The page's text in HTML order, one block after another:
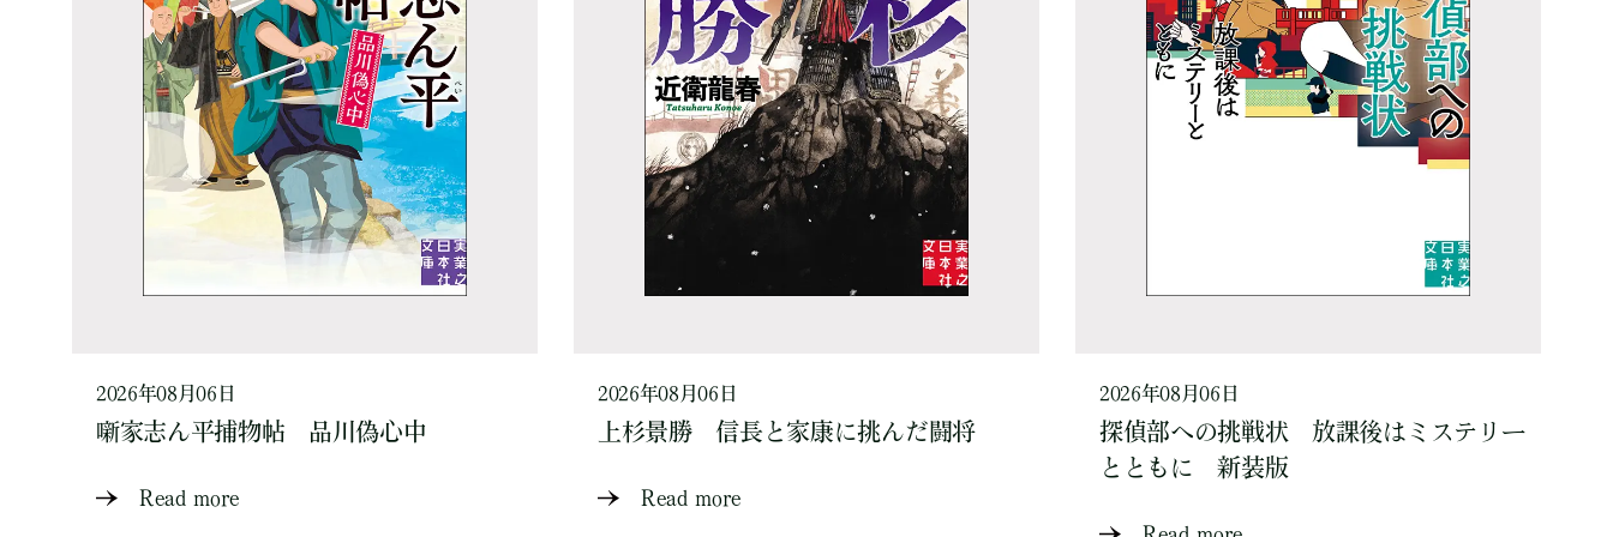
2026年08月06日
噺家志ん平捕物帖 品川偽心中
Read more
2026年08月06日
上杉景勝 信長と家康に挑んだ闘将
Read more
2026年08月06日
探偵部への挑戦状 放課後はミステリー
とともに 新装版